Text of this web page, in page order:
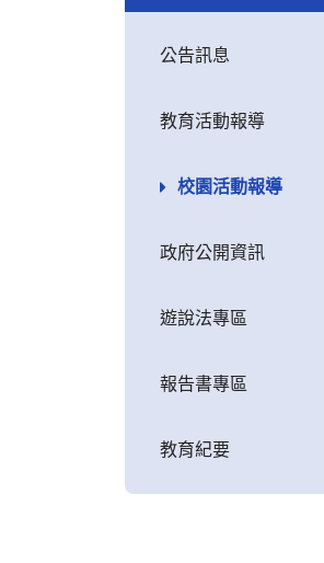
公告訊息
教育活動報導
校園活動報導
政府公開資訊
遊說法專區
報告書專區
教育紀要